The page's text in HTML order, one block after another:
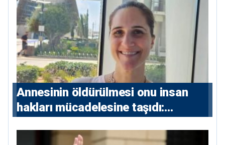
çıkarıldı”
Annesinin öldürülmesi onu insan
hakları mücadelesine taşıdı:
hikayesi